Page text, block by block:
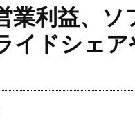
業利益、ソ
ドシェア